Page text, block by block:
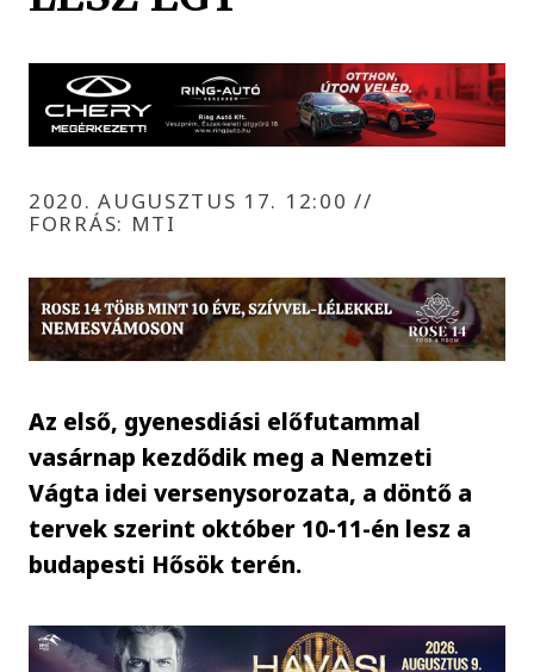
2020. AUGUSZTUS 17. 12:00//
FORRÁS: MTI
Az első, gyenesdiási előfutammal
vasárnap kezdődik meg a Nemzeti
Vágta idei versenysorozata, a döntő a
tervek szerint október 10-11-én lesz a
budapesti Hősök terén.